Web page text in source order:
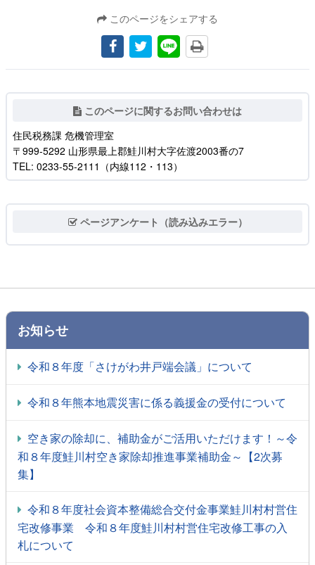
このページをシェアする
このページに関するお問い合わせは
住民税務課 危機管理室
〒999-5292 山形県最上郡鮭川村大字佐渡2003番の7
TEL: 0233-55-2111（内線112・113）
ページアンケート（読み込みエラー）
お知らせ
令和８年度「さけがわ井戸端会議」について
令和８年熊本地震災害に係る義援金の受付について
空き家の除却に、補助金がご活用いただけます！～令
和８年度鮭川村空き家除却推進事業補助金～【2次募
集】
令和８年度社会資本整備総合交付金事業鮭川村村営住
宅改修事業 令和８年度鮭川村村営住宅改修工事の入
札について